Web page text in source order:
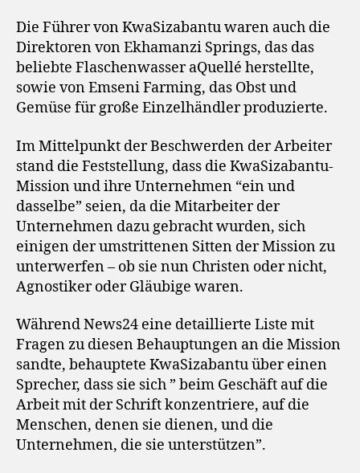
Die Führer von KwaSizabantu waren auch die
Direktoren von Ekhamanzi Springs, das das
beliebte Flaschenwasser aQuellé herstellte,
sowie von Emseni Farming, das Obst und
Gemüse für große Einzelhändler produzierte.
Im Mittelpunkt der Beschwerden der Arbeiter
stand die Feststellung, dass die KwaSizabantu-
Mission und ihre Unternehmen “ein und
dasselbe” seien, da die Mitarbeiter der
Unternehmen dazu gebracht wurden, sich
einigen der umstrittenen Sitten der Mission zu
unterwerfen – ob sie nun Christen oder nicht,
Agnostiker oder Gläubige waren.
Während News24 eine detaillierte Liste mit
Fragen zu diesen Behauptungen an die Mission
sandte, behauptete KwaSizabantu über einen
Sprecher, dass sie sich ” beim Geschäft auf die
Arbeit mit der Schrift konzentriere, auf die
Menschen, denen sie dienen, und die
Unternehmen, die sie unterstützen”.